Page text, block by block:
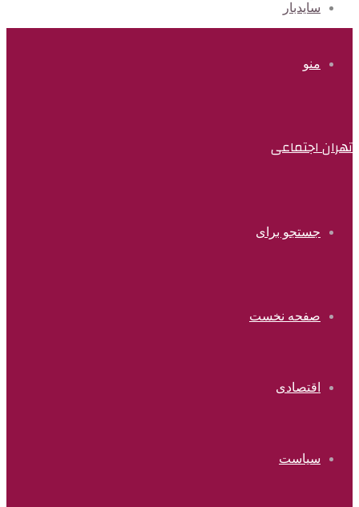
سایدبار
منو
تهران اجتماعی
جستجو برای
صفحه نخست
اقتصادی
سیاست